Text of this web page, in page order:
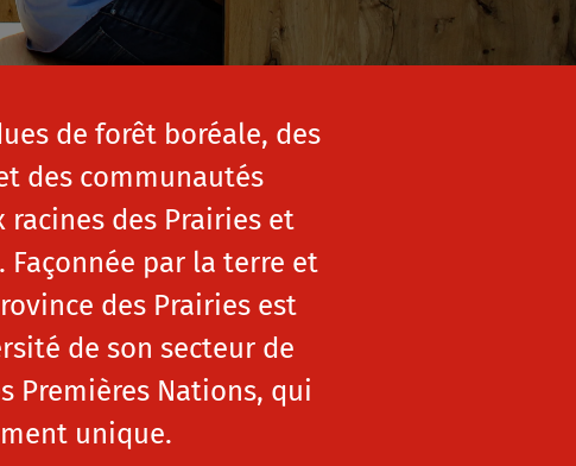
de forêt boréale, des
des communautés
racines des Prairies et
Façonnée par la terre et
des Prairies est
de son secteur de
Premières Nations, qui
unique.